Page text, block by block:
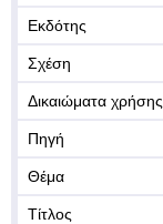
Εκδότης
Σχέση
Δικαιώματα χρήσης
Πηγή
Θέμα
Τίτλος